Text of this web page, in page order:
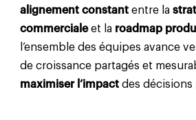
alignement constant entre la
commercialeet la roadmap
l’ensemble des équipes avance
de croissance partagés et
maximiser l’impact des décisions